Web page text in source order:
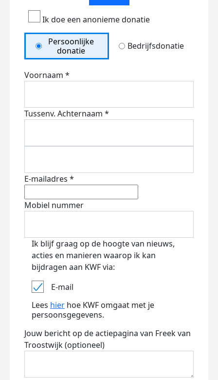
Ik doe een anonieme donatie
Persoonlijke
donatie
Bedrijfsdonatie
Voornaam *
Tussenv. Achternaam *
E-mailadres *
Mobiel nummer
Ik blijf graag op de hoogte van nieuws,
acties en manieren waarop ik kan
bijdragen aan KWF via:
E-mail
Lees hier hoe KWF omgaat met je
persoonsgegevens.
Jouw bericht op de actiepagina van Freek van
Troostwijk (optioneel)